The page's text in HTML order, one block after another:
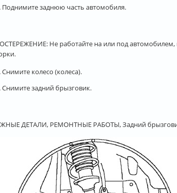
Поднимите заднюю часть автомобиля.
Не работайте на или под автомобилем,
Снимите колесо (колеса).
Снимите задний брызговик.
ДЕТАЛИ, РЕМОНТНЫЕ РАБОТЫ, Задний